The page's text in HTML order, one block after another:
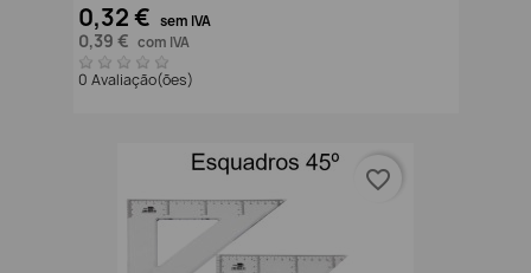
0,32 € sem IVA
0,39 € com IVA
0 Avaliação(ões)
favorite_border